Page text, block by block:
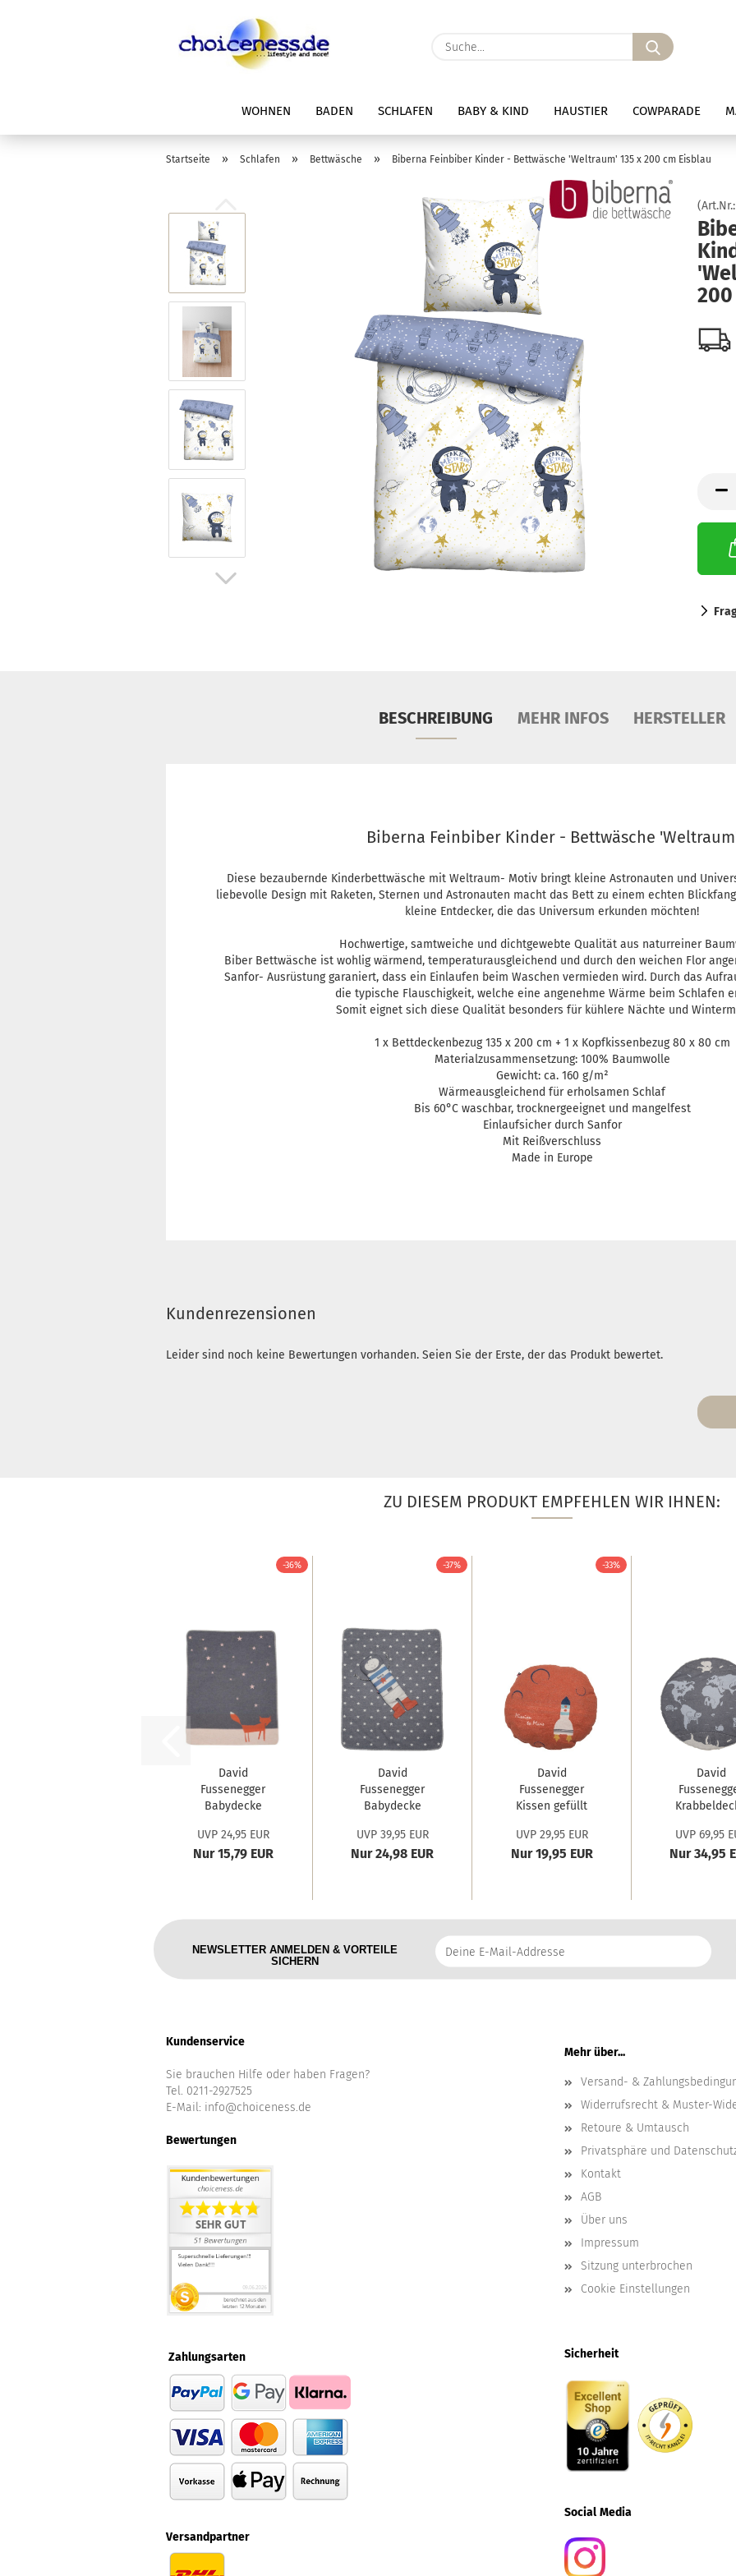
Suche...
WOHNEN BADEN SCHLAFEN BABY & KIND HAUSTIER COWPARADE
Startseite » Schlafen » Bettwäsche » Biberna Feinbiber Kinder - Bettwäsche 'Weltraum' 135 x 200 cm Eisblau
(Art.Nr.:
BESCHREIBUNG MEHR INFOS HERSTELLER
Biberna Feinbiber Kinder - Bettwäsche
Diese bezaubernde Kinderbettwäsche mit Weltraum- Motiv bringt kleine Astronauten und
liebevolle Design mit Raketen, Sternen und Astronauten macht das Bett zu einem echten
kleine Entdecker, die das Universum erkunden möchten!
Hochwertige, samtweiche und dichtgewebte Qualität aus naturreiner
Biber Bettwäsche ist wohlig wärmend, temperaturausgleichend und durch den weichen Flor
Sanfor- Ausrüstung garaniert, dass ein Einlaufen beim Waschen vermieden wird. Durch das
die typische Flauschigkeit, welche eine angenehme Wärme beim Schlafen
Somit eignet sich diese Qualität besonders für kühlere Nächte und
1 x Bettdeckenbezug 135 x 200 cm + 1 x Kopfkissenbezug 80 x 80 cm
Materialzusammensetzung: 100% Baumwolle
Gewicht: ca. 160 g/m²
Wärmeausgleichend für erholsamen Schlaf
Bis 60°C waschbar, trocknergeeignet und mangelfest
Einlaufsicher durch Sanfor
Mit Reißverschluss
Made in Europe
Kundenrezensionen
Leider sind noch keine Bewertungen vorhanden. Seien Sie der Erste, der das Produkt bewertet.
ZU DIESEM PRODUKT EMPFEHLEN WIR IHNEN:
-36%
David
Fussenegger
Babydecke
UVP 24,95 EUR
Nur 15,79 EUR
-37%
David
Fussenegger
Babydecke
UVP 39,95 EUR
Nur 24,98 EUR
-33%
David
Fussenegger
Kissen gefüllt
UVP 29,95 EUR
Nur 19,95 EUR
David
UVP 69,95
Nur 34,95
NEWSLETTER ANMELDEN & VORTEILE
SICHERN
Deine
E-
Kundenservice
Sie brauchen Hilfe oder haben Fragen?
Tel. 0211-2927525
E-Mail: info@choiceness.de
Bewertungen
Mehr über...
Versand- &
Widerrufsrecht & Muster-
Retoure & Umtausch
Privatsphäre und
Kontakt
AGB
Über uns
Impressum
Sitzung unterbrochen
Cookie Einstellungen
Zahlungsarten
Versandpartner
Sicherheit
Social Media